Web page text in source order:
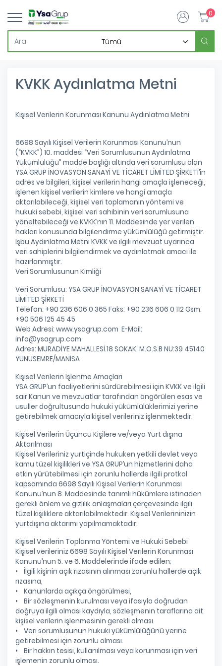
0
KVKK Aydınlatma Metni
Kişisel Verilerin Korunması Kanunu Aydınlatma Metni
6698 Sayılı Kişisel Verilerin Korunması Kanunu’nun
(“KVKK”) 10. maddesi “Veri Sorumlusunun Aydınlatma
Yükümlülüğü” madde başlığı altında veri sorumlusu olan
YSA GRUP İNOVASYON SANAYİ VE TİCARET LİMİTED ŞİRKETİ’in
adres ve bilgileri, kişisel verilerin hangi amaçla işleneceği,
işlenen kişisel verilerin kimlere ve hangi amaçla
aktarılabileceği, kişisel veri toplamanın yöntemi ve
hukuki sebebi, kişisel veri sahibinin veri sorumlusuna
yöneltebileceği ve KVKK’nın 11. Maddesinde yer verilen
hakları konusunda bilgilendirme yükümlülüğü getirmiştir.
İşbu Aydınlatma Metni KVKK ve ilgili mevzuat uyarınca
veri sahiplerini bilgilendirmek ve aydınlatmak amacı ile
hazırlanmıştır.
Veri Sorumlusunun Kimliği
Veri Sorumlusu: YSA GRUP İNOVASYON SANAYİ VE TİCARET
LİMİTED ŞİRKETİ
Telefon: +90 236 606 0 365 Faks: +90 236 606 0 112 Gsm:
+90 506 125 45 45
Web Adresi: www.ysagrup.com E-Mail:
info@ysagrup.com
Adres: MURADİYE MAHALLESİ.18 SOKAK. M.O.S.B NU:39 45140
YUNUSEMRE/MANİSA
Kişisel Verilerin İşlenme Amaçları
YSA GRUP’un faaliyetlerini sürdürebilmesi için KVKK ve ilgili
sair Kanun ve mevzuatlar tarafından öngörülen esas ve
usuller doğrultusunda hukuki yükümlülüklerimizi yerine
getirebilmek amacıyla kişisel verileriniz işlenmektedir.
Kişisel Verilerin Üçüncü Kişilere ve/veya Yurt dışına
Aktarılması
Kişisel Verileriniz yurtiçinde hukuken yetkili devlet veya
kamu tüzel kişilikleri ve YSA GRUP’un hizmetlerini daha
etkin yürütebilmesi için zorunlu hallerde ilgili protkol
kapsamında 6698 Sayılı Kişisel Verilerin Korunması
Kanunu’nun 8. Maddesinde tanımlı hükümlere istinaden
gerekli önlem ve gizlilik anlaşmaları çerçevesinde ilgili
tüzel kişiliklere aktarılabilmektedir. Kişisel Verilerininizin
yurtdışına aktarımı yapılmamaktadır.
Kişisel Verilerin Toplanma Yöntemi ve Hukuki Sebebi
Kişisel verileriniz 6698 Sayılı Kişisel Verilerin Korunması
Kanunu’nun 5. ve 6. Maddelerinde ifade edilen;
• İlgili kişinin açık rızasının alınması zorunlu hallerde açık
rızasına,
• Kanunlarda açıkça öngörülmesi,
• Bir sözleşmenin kurulması veya ifasıyla doğrudan
doğruya ilgili olması kaydıyla, sözleşmenin taraflarına ait
kişisel verilerin işlenmesinin gerekli olması.
• Veri sorumlusunun hukuki yükümlülüğünü yerine
getirebilmesi için zorunlu olması.
• Bir hakkın tesisi, kullanılması veya korunması için veri
işlemenin zorunlu olması.